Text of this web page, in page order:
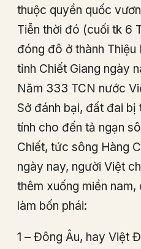
thuộc quyền quốc
Tiễn thời đó (cuối tk 6
đóng đô ở thành Thiệu
tỉnh Chiết Giang ngày
Năm 333 TCN nước
Sở đánh bại, đất đai bị
tính cho đến tả ngạn
Chiết, tức sông Hàng
ngày nay, người Việt
thêm xuống miền nam,
làm bốn phái:
1 – Đông Âu, hay Việt